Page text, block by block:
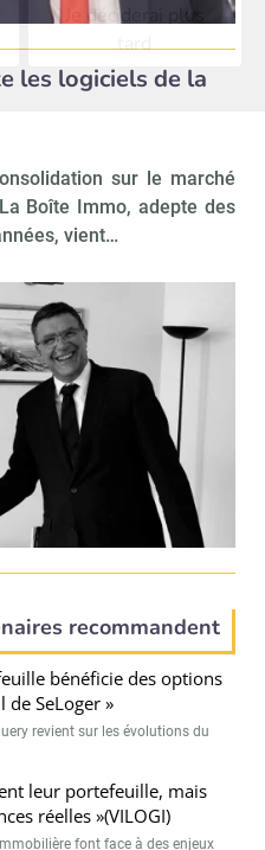
les logiciels de la
sur le marché
Boîte Immo, adepte des
vient…
recommandent
bénéficie des options
de SeLoger »
revient sur les évolutions du
leur portefeuille, mais
réelles »(VILOGI)
font face à des enjeux
Je déciderai plus
tard